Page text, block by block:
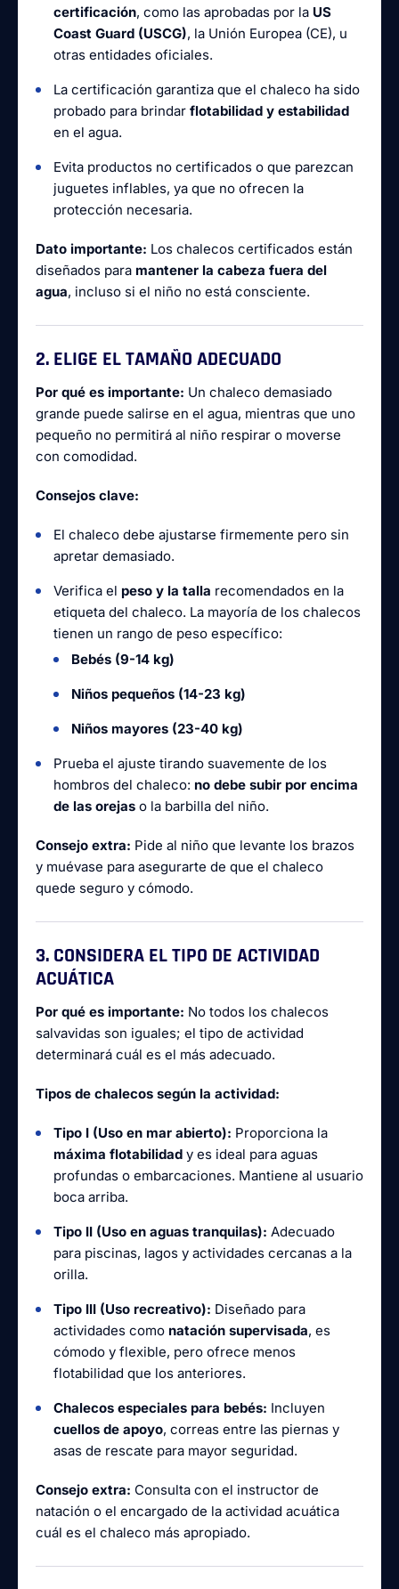
certificación, como las aprobadas por la US
Coast Guard (USCG), la Unión Europea (CE), u
otras entidades oficiales.
La certificación garantiza que el chaleco ha sido
probado para brindar flotabilidad y estabilidad
en el agua.
Evita productos no certificados o que parezcan
juguetes inflables, ya que no ofrecen la
protección necesaria.
Dato importante: Los chalecos certificados están
diseñados para mantener la cabeza fuera del
agua, incluso si el niño no está consciente.
2. ELIGE EL TAMAÑO ADECUADO
Por qué es importante: Un chaleco demasiado
grande puede salirse en el agua, mientras que uno
pequeño no permitirá al niño respirar o moverse
con comodidad.
Consejos clave:
El chaleco debe ajustarse firmemente pero sin
apretar demasiado.
Verifica el peso y la talla recomendados en la
etiqueta del chaleco. La mayoría de los chalecos
tienen un rango de peso específico:
Bebés (9-14 kg)
Niños pequeños (14-23 kg)
Niños mayores (23-40 kg)
Prueba el ajuste tirando suavemente de los
hombros del chaleco: no debe subir por encima
de las orejas o la barbilla del niño.
Consejo extra: Pide al niño que levante los brazos
y muévase para asegurarte de que el chaleco
quede seguro y cómodo.
3. CONSIDERA EL TIPO DE ACTIVIDAD
ACUÁTICA
Por qué es importante: No todos los chalecos
salvavidas son iguales; el tipo de actividad
determinará cuál es el más adecuado.
Tipos de chalecos según la actividad:
Tipo I (Uso en mar abierto): Proporciona la
máxima flotabilidad y es ideal para aguas
profundas o embarcaciones. Mantiene al usuario
boca arriba.
Tipo II (Uso en aguas tranquilas): Adecuado
para piscinas, lagos y actividades cercanas a la
orilla.
Tipo III (Uso recreativo): Diseñado para
actividades como natación supervisada, es
cómodo y flexible, pero ofrece menos
flotabilidad que los anteriores.
Chalecos especiales para bebés: Incluyen
cuellos de apoyo, correas entre las piernas y
asas de rescate para mayor seguridad.
Consejo extra: Consulta con el instructor de
natación o el encargado de la actividad acuática
cuál es el chaleco más apropiado.